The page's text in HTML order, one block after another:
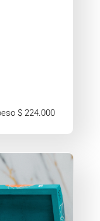
$ 224.000